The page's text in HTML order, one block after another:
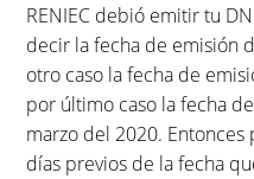
RENIEC debió emitir tu
decir la fecha de emisión
otro caso la fecha de
por último caso la fecha
marzo del 2020.
días previos de la fecha